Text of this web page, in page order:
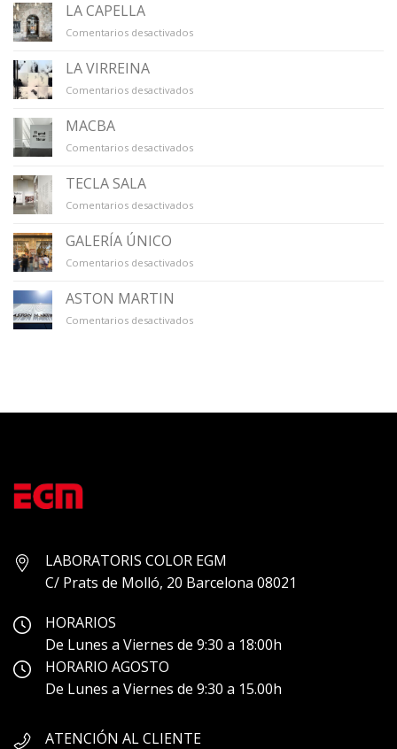
LA CAPELLA
Comentarios desactivadosen
LA VIRREINA
Comentarios desactivadosen
MACBA
Comentarios desactivadosen
TECLA SALA
Comentarios desactivadosen
GALERÍA ÚNICO
Comentarios desactivadosen
ASTON MARTIN
Comentarios desactivadosen
LABORATORIS COLOR EGM
C/ Prats de Molló, 20 Barcelona 08021
HORARIOS
De Lunes a Viernes de 9:30 a 18:00h
HORARIO AGOSTO
De Lunes a Viernes de 9:30 a 15.00h
ATENCIÓN AL CLIENTE